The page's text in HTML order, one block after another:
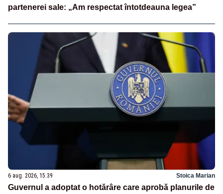
partenerei sale: „Am respectat întotdeauna legea”
6 aug. 2026, 15:39 Stoica Marian
Guvernul a adoptat o hotărâre care aprobă planurile de